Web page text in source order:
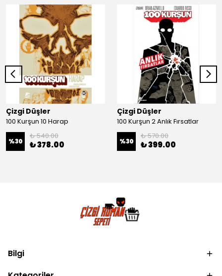
Çizgi Düşler
100 Kurşun 10 Harap
%30
₺ 540.00
₺ 378.00
Çizgi Düşler
100 Kurşun 2 Anlık Fırsatlar
%30
₺ 570.00
₺ 399.00
Bilgi